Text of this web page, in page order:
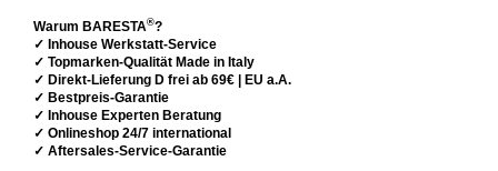
Warum BARESTA®?
✓ Inhouse Werkstatt-Service
✓ Topmarken-Qualität Made in Italy
✓ Direkt-Lieferung D frei ab 69€ | EU a.A.
✓ Bestpreis-Garantie
✓ Inhouse Experten Beratung
✓ Onlineshop 24/7 international
✓ Aftersales-Service-Garantie